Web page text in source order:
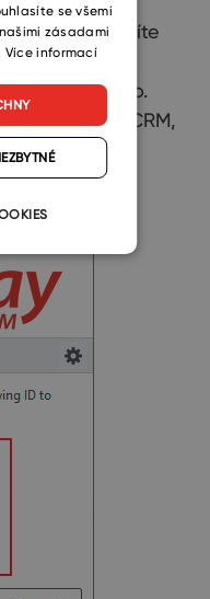
pokud uvidíte
vám jsou
ID a heslo.
eWay-CRM,
na vaši
se všemi
zásadami
Více informací